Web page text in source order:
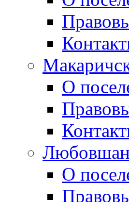
О
О